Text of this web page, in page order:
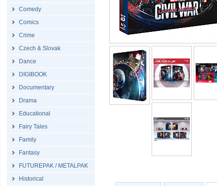
Comedy
Comics
Crime
Czech & Slovak
Dance
DIGIBOOK
Documentary
Drama
Educational
Fairy Tales
Family
Fantasy
FUTUREPAK / METALPAK
Historical